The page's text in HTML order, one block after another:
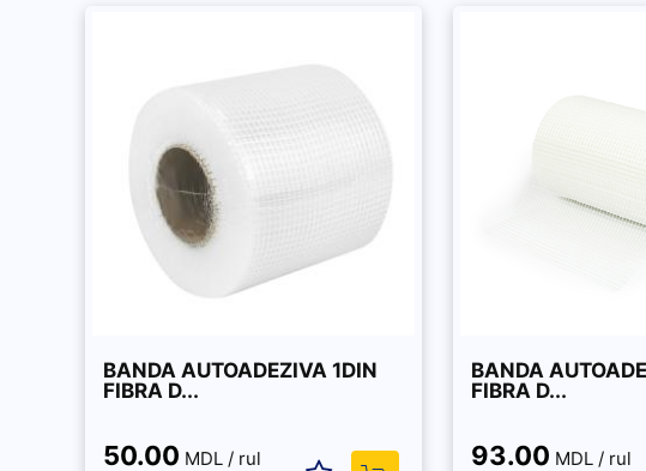
BANDA AUTOADEZIVA 1DIN
FIBRA D...
50.00 MDL / rul
BANDA
FIBRA D...
93.00 MDL / rul